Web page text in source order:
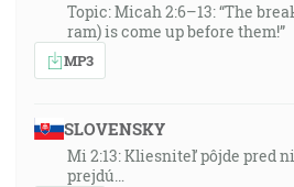
Topic: Micah 2:6–13: “The
ram) is come up before them!”
MP3
SLOVENSKY
Mi 2:13: Kliesniteľ pôjde pred
prejdú…